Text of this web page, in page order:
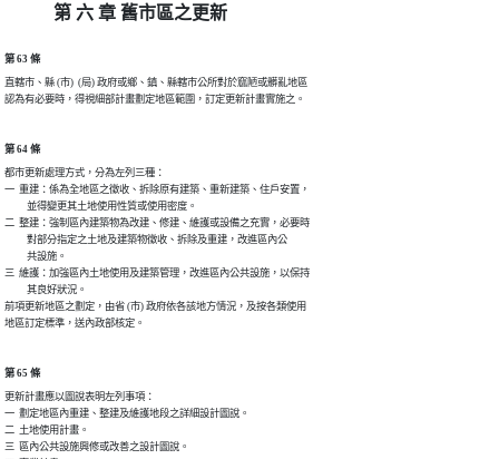
第 六 章 舊市區之更新
第 63 條
直轄市、縣 (市)  (局) 政府或鄉、鎮、縣轄市公所對於窳陋或髒亂地區
第 64 條
都市更新處理方式，分為左列三種：
一  重建：係為全地區之徵收、拆除原有建築、重新建築、住戶安置，
          並得變更其土地使用性質或使用密度。
二  整建：強制區內建築物為改建、修建、維護或設備之充實，必要時
          對部分指定之土地及建築物徵收、拆除及重建，改進區內公
          共設施。
三  維護：加強區內土地使用及建築管理，改進區內公共設施，以保持
          其良好狀況。
前項更新地區之劃定，由省 (市) 政府依各該地方情況，及按各類使用
第 65 條
更新計畫應以圖說表明左列事項：
一  劃定地區內重建、整建及維護地段之詳細設計圖說。
二  土地使用計畫。
三  區內公共設施興修或改善之設計圖說。